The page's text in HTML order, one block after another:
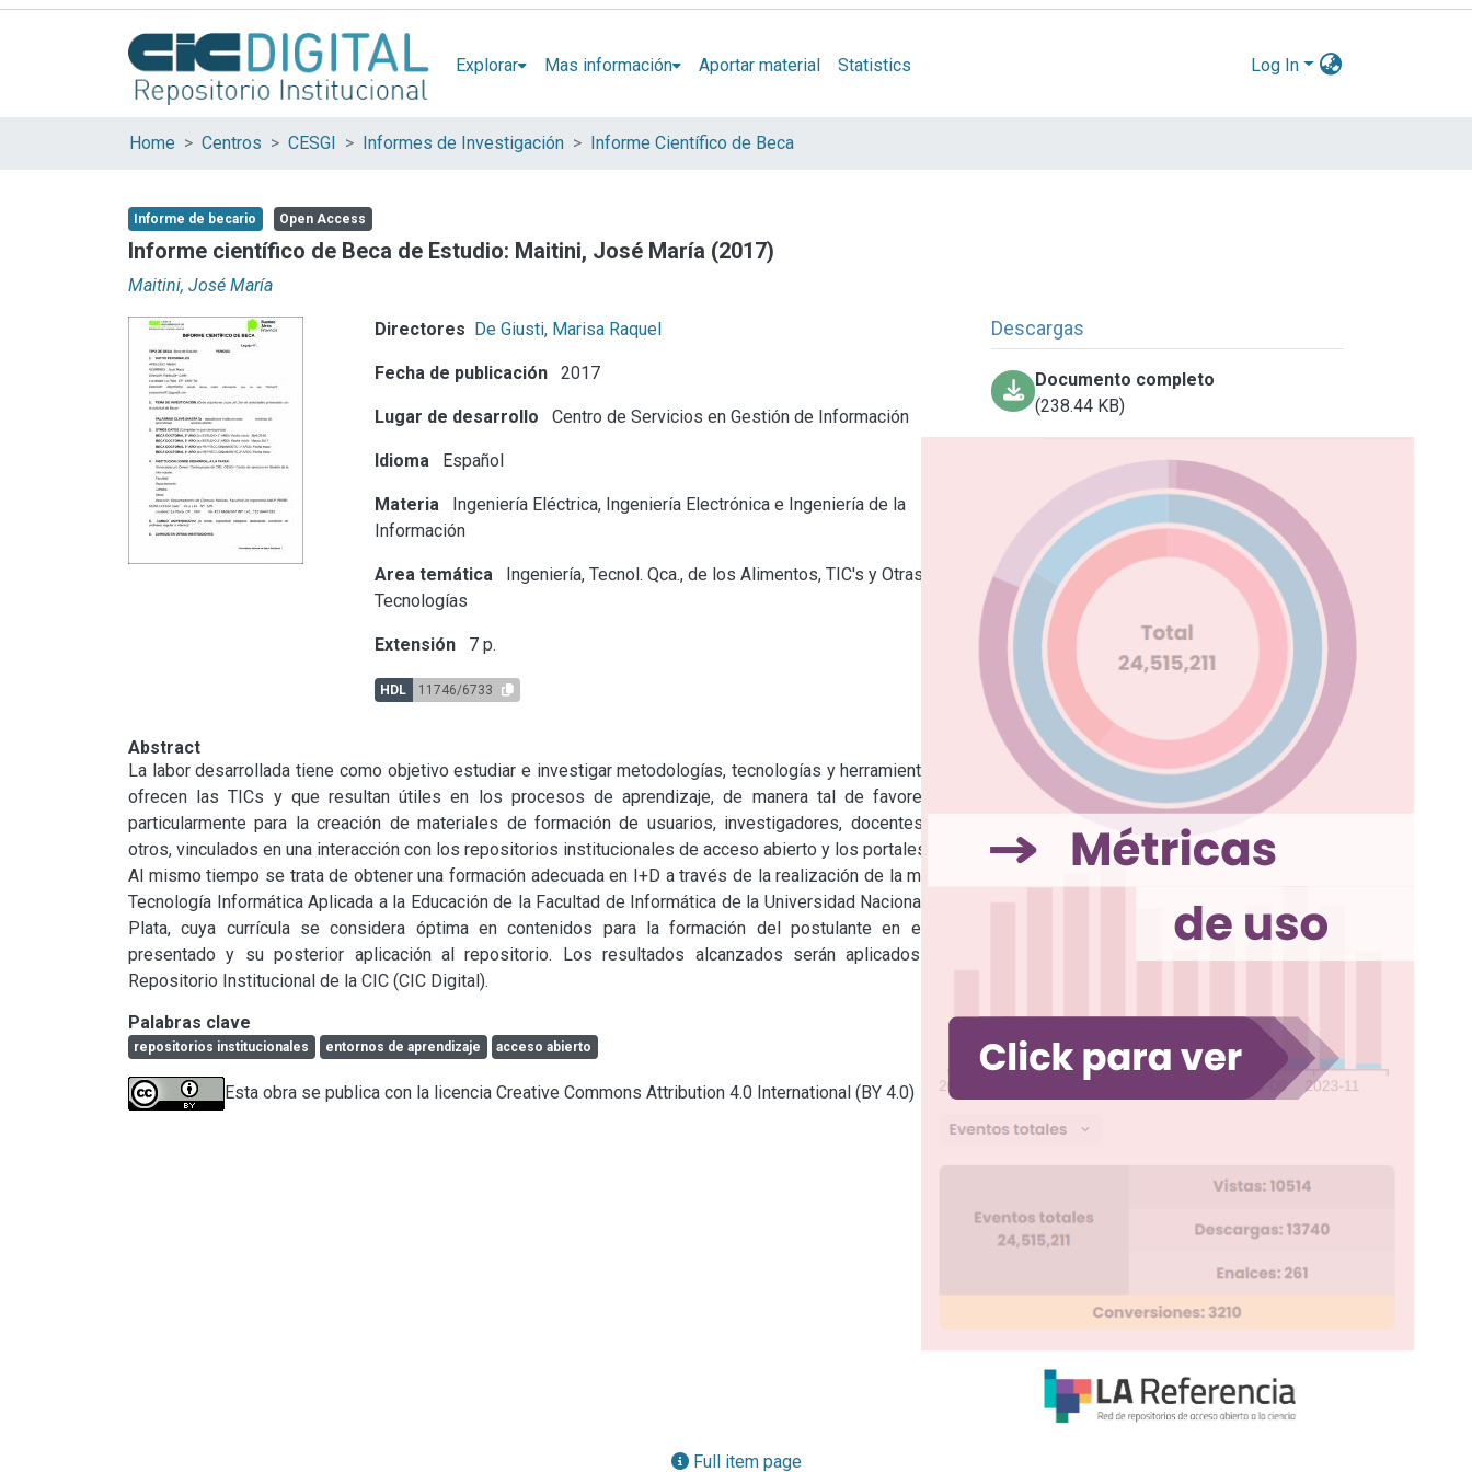
Explorar Mas información Aportar material Statistics Log In
Home Centros CESGI Informes de Investigación Informe Científico de Beca
Informe de becario Open Access
Informe científico de Beca de Estudio: Maitini, José María (2017)
Maitini, José María
Directores De Giusti, Marisa Raquel
Fecha de publicación 2017
Lugar de desarrollo Centro de Servicios en Gestión de Información
Idioma Español
Materia
Ingeniería Eléctrica, Ingeniería Electrónica e Ingeniería de la
Información
Area temática
Ingeniería, Tecnol. Qca., de los Alimentos, TIC's y Otras
Tecnologías
Extensión 7 p.
HDL 11746/6733
Descargas
Documento completo
(238.44 KB)
Abstract
La labor desarrollada tiene como objetivo estudiar e investigar metodologías, tecnologías y herramientas que
ofrecen las TICs y que resultan útiles en los procesos de aprendizaje, de manera tal de favorecerlos,
particularmente para la creación de materiales de formación de usuarios, investigadores, docentes, entre
otros, vinculados en una interacción con los repositorios institucionales de acceso abierto y los portales web.
Al mismo tiempo se trata de obtener una formación adecuada en I+D a través de la realización de la maestría
Tecnología Informática Aplicada a la Educación de la Facultad de Informática de la Universidad Nacional de La
Plata, cuya currícula se considera óptima en contenidos para la formación del postulante en el tema
presentado y su posterior aplicación al repositorio. Los resultados alcanzados serán aplicados en el
Repositorio Institucional de la CIC (CIC Digital).
Palabras clave
repositorios institucionales entornos de aprendizaje acceso abierto
Esta obra se publica con la licencia Creative Commons Attribution 4.0 International (BY 4.0)
Full item page